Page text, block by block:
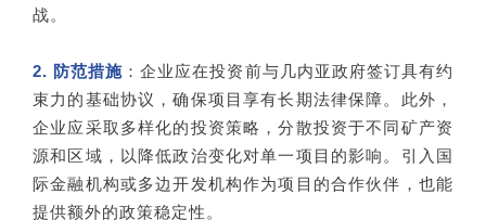
战。
2. 防范措施 ：企业应在投资前与几内亚政府签订具有约
束力的基础协议，确保项目享有长期法律保障。此外，
企业应采取多样化的投资策略，分散投资于不同矿产资
源和区域，以降低政治变化对单一项目的影响。引入国
际金融机构或多边开发机构作为项目的合作伙伴，也能
提供额外的政策稳定性。